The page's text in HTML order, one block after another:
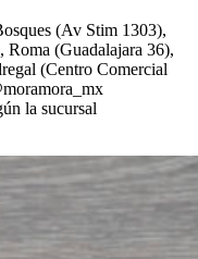
(Av Stim 1303),
Roma (Guadalajara 36),
(Centro Comercial
la sucursal